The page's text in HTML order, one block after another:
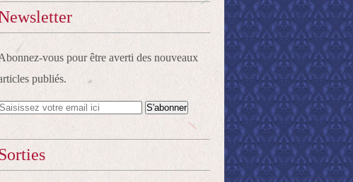
vous pour être averti des nouveaux
publiés.